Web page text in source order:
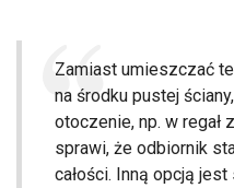
Zamiast umieszczać
na środku pustej
otoczenie, np. w regał
sprawi, że odbiornik
całości. Inną opcją